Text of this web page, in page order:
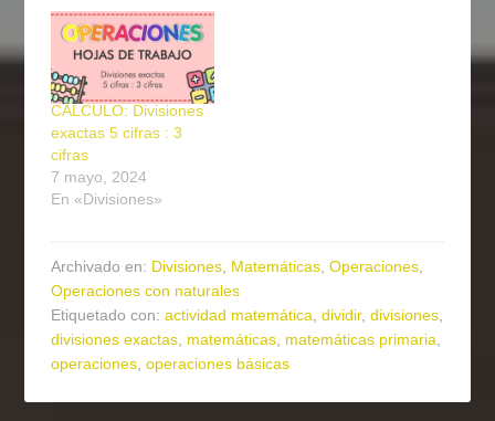
CÁLCULO: Divisiones
exactas 5 cifras : 3
cifras
7 mayo, 2024
En «Divisiones»
Archivado en: Divisiones Matemáticas ,Operaciones
Operaciones con naturales
Etiquetado con:actividad matemática ,dividir,divisiones
divisiones exactas matemáticas matemáticas primaria
operaciones ,operaciones básicas